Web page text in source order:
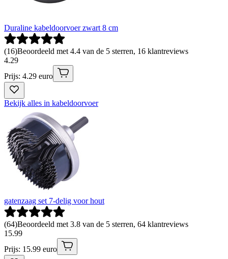
Duraline kabeldoorvoer zwart 8 cm
(16)Beoordeeld met 4.4 van de 5 sterren, 16 klantreviews
4.29
Prijs: 4.29 euro
Bekijk alles in kabeldoorvoer
gatenzaag set 7-delig voor hout
(64)Beoordeeld met 3.8 van de 5 sterren, 64 klantreviews
15.99
Prijs: 15.99 euro